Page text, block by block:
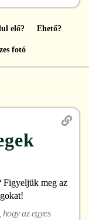
elő? Ehető?
fotó
Figyeljük meg az
az egyes